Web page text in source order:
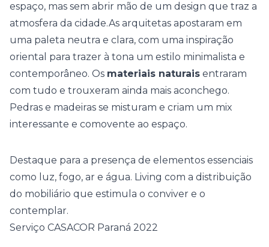
espaço, mas sem abrir mão de um design que traz a
atmosfera da cidade.As arquitetas apostaram em
uma paleta neutra e clara, com uma inspiração
oriental para trazer à tona um estilo minimalista e
contemporâneo. Os materiais naturais entraram
com tudo e trouxeram ainda mais aconchego.
Pedras e madeiras se misturam e criam um mix
interessante e comovente ao espaço.
Destaque para a presença de elementos essenciais
como luz, fogo, ar e água. Living com a distribuição
do mobiliário que estimula o conviver e o
contemplar.
Serviço CASACOR Paraná 2022